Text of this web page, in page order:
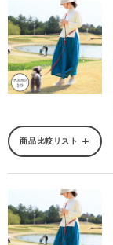
商品比較リスト